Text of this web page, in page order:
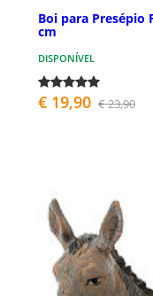
Boi para
cm
DISPONÍVEL
€ 19,90 € 23,90